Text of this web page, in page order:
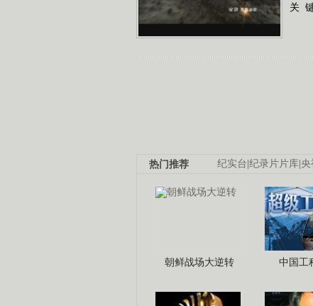
关
纪实台 纪录片片库
热门推荐
朝鲜战场大逆转 中国工